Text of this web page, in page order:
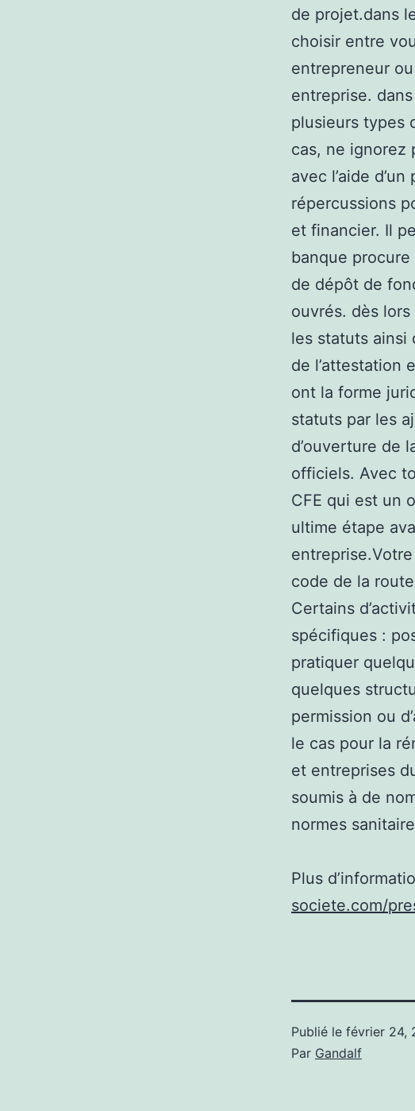
de projet.dans
choisir entre
entrepreneur
entreprise.
plusieurs types
cas, ne ignorez
avec l’aide
répercussions
et financier. Il
banque
de dépôt de
ouvrés. dès
les statuts ainsi
de l’attestation
ont la forme
statuts par les
d’ouverture de
officiels. Avec
CFE qui est un
ultime étape
code de la
Certains
spécifiques :
pratiquer
quelques
permission ou
le cas pour la
et entreprises
soumis à de
normes
Plus
societe.com/
Publié le février 24,
Par Gandalf